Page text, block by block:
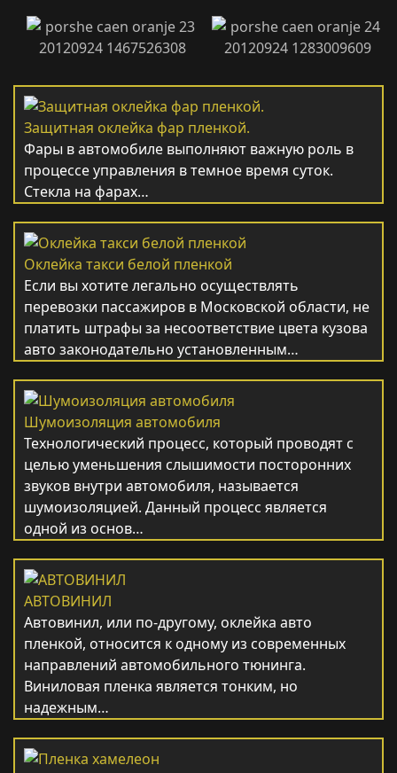
Защитная оклейка фар пленкой.
Фары в автомобиле выполняют важную роль в
процессе управления в темное время суток.
Стекла на фарах…
Оклейка такси белой пленкой
Если вы хотите легально осуществлять
перевозки пассажиров в Московской области, не
платить штрафы за несоответствие цвета кузова
авто законодательно установленным…
Шумоизоляция автомобиля
Технологический процесс, который проводят с
целью уменьшения слышимости посторонних
звуков внутри автомобиля, называется
шумоизоляцией. Данный процесс является
одной из основ…
АВТОВИНИЛ
Автовинил, или по-другому, оклейка авто
пленкой, относится к одному из современных
направлений автомобильного тюнинга.
Виниловая пленка является тонким, но
надежным…